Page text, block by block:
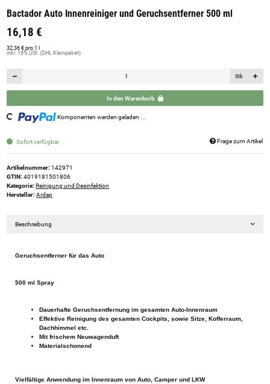
Bactador Auto Innenreiniger und Geruchsentferner 500 ml
16,18 €
32,36 € pro 1 l
inkl. 19% USt. (DHL Kleinpaket)
Stk
In den Warenkorb
Komponenten werden geladen ...
Sofort verfügbar Frage zum Artikel
Artikelnummer: 142971
GTIN: 4019181501806
Kategorie: Reinigung und Desinfektion
Hersteller: Ardap
Beschreibung
Geruchsentferner für das Auto
500 ml Spray
Dauerhafte Geruchsentfernung im gesamten Auto-Innenraum
Effektive Reinigung des gesamten Cockpits, sowie Sitze, Kofferraum,
Dachhimmel etc.
Mit frischem Neuwagenduft
Materialschonend
Vielfältige Anwendung im Innenraum von Auto, Camper und LKW